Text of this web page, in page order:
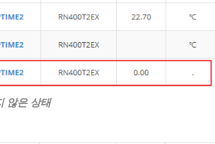
않은 상태